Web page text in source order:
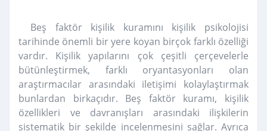
Beş faktör kişilik kuramını kişilik psikolojisi
tarihinde önemli bir yere koyan birçok farklı özelliği
vardır. Kişilik yapılarını çok çeşitli çerçevelerle
bütünleştirmek, farklı oryantasyonları olan
araştırmacılar arasındaki iletişimi kolaylaştırmak
bunlardan birkaçıdır. Beş faktör kuramı, kişilik
özellikleri ve davranışları arasındaki ilişkilerin
sistematik bir şekilde incelenmesini sağlar. Ayrıca